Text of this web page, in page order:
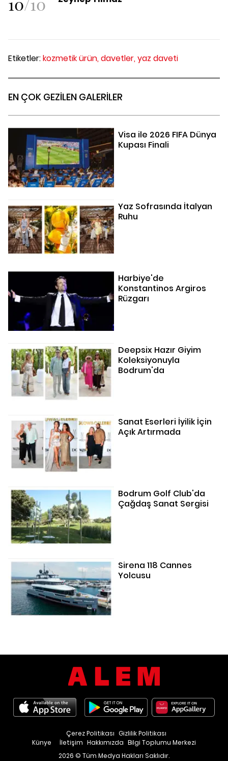
Etiketler:kozmetik ürün,davetler,yaz daveti
EN ÇOK GEZİLEN GALERİLER
Visa ile 2026 FIFA Dünya
Kupası Finali
Yaz Sofrasında İtalyan
Ruhu
Harbiye'de
Konstantinos Argiros
Rüzgarı
Deepsix Hazır Giyim
Koleksiyonuyla
Bodrum'da
Sanat Eserleri İyilik İçin
Açık Artırmada
Bodrum Golf Club'da
Çağdaş Sanat Sergisi
Sirena 118 Cannes
Yolcusu
Künye İletişim Hakkımızda Bilgi Toplumu Merkezi
Çerez Politikası Gizlilik Politikası
2026 © Tüm Medya Hakları Saklıdır.